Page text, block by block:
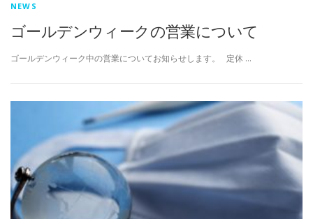
NEWS
ゴールデンウィークの営業について
ゴールデンウィーク中の営業についてお知らせします。 定休 …